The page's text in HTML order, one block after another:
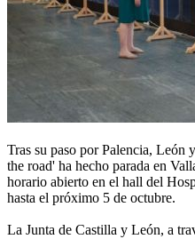
Tras su paso por Palencia, León
the road' ha hecho parada en
horario abierto en el hall del
hasta el próximo 5 de octubre.
La Junta de Castilla y León, a